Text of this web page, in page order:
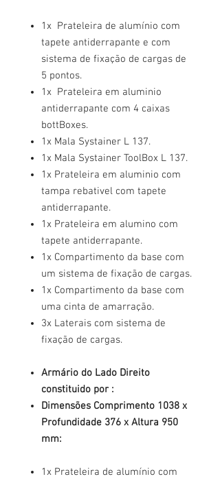
1x Prateleira de alumínio com
tapete antiderrapante e com
sistema de fixação de cargas de
5 pontos.
1x Prateleira em aluminio
antiderrapante com 4 caixas
bottBoxes.
1x Mala Systainer L 137.
1x Mala Systainer ToolBox L 137.
1x Prateleira em aluminio com
tampa rebativel com tapete
antiderrapante.
1x Prateleira em alumino com
tapete antiderrapante.
1x Compartimento da base com
um sistema de fixação de cargas.
1x Compartimento da base com
uma cinta de amarração.
3x Laterais com sistema de
fixação de cargas.
Armário do Lado Direito
constituido por :
Dimensões Comprimento 1038 x
Profundidade 376 x Altura 950
mm:
1x Prateleira de alumínio com